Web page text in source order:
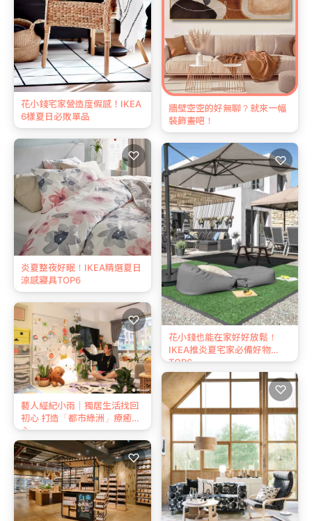
花小錢宅家營造度假感！IKEA
6樣夏日必敗單品
炎夏整夜好眠！IKEA精選夏日
涼感寢具TOP6
♡
牆壁空空的好無聊？就來一幅
裝飾畫吧！
藝人經紀小雨｜獨居生活找回
初心 打造「都市綠洲」療癒身
心
♡
花小錢也能在家好好放鬆！
IKEA推炎夏宅家必備好物
TOP6
♡
♡
♡